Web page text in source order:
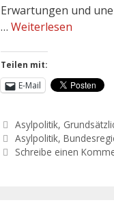
Erwartungen und
… Weiterlesen
Teilen mit:
E-Mail
Asylpolitik,
Asylpolitik,
Schreibe einen